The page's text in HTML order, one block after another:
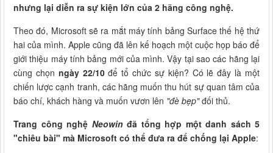
nhưng lại diễn ra sự kiện lớn của 2 hãng công nghệ.
Theo đó, Microsoft sẽ ra mắt máy tính bảng Surface thế hệ thứ
hai của mình. Apple cũng đã lên kế hoạch một cuộc họp báo để
giới thiệu máy tính bảng mới của mình. Vậy tại sao các hãng lại
cùng chọn ngày 22/10để tổ chức sự kiện? Có lẽ đây là một
chiến lược cạnh tranh, các hãng muốn thu hút sự quan tâm của
báo chí, khách hàng và muốn vươn lên "đè bẹp"đối thủ.
Trang công nghệ Neowinđã tổng hợp một danh sách 5
"chiêu bài" mà Microsoft có thể đưa ra để chống lại Apple: